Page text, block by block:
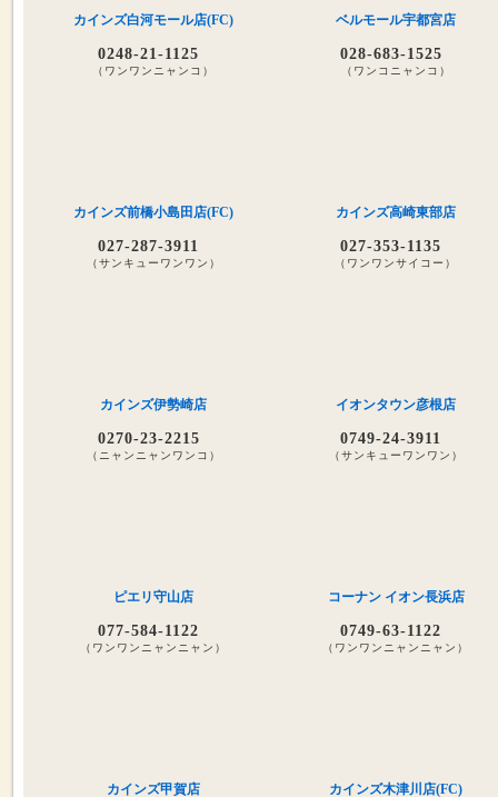
カインズ白河モール店(FC)
0248-21-1125
（ワンワンニャンコ）
ベルモール宇都宮店
028-683-1525
（ワンコニャンコ）
カインズ前橋小島田店(FC)
027-287-3911
（サンキューワンワン）
カインズ高崎東部店
027-353-1135
（ワンワンサイコー）
カインズ伊勢崎店
0270-23-2215
（ニャンニャンワンコ）
イオンタウン彦根店
0749-24-3911
（サンキューワンワン）
ピエリ守山店
077-584-1122
（ワンワンニャンニャン）
コーナン イオン長浜店
0749-63-1122
（ワンワンニャンニャン）
カインズ甲賀店 カインズ木津川店(FC)